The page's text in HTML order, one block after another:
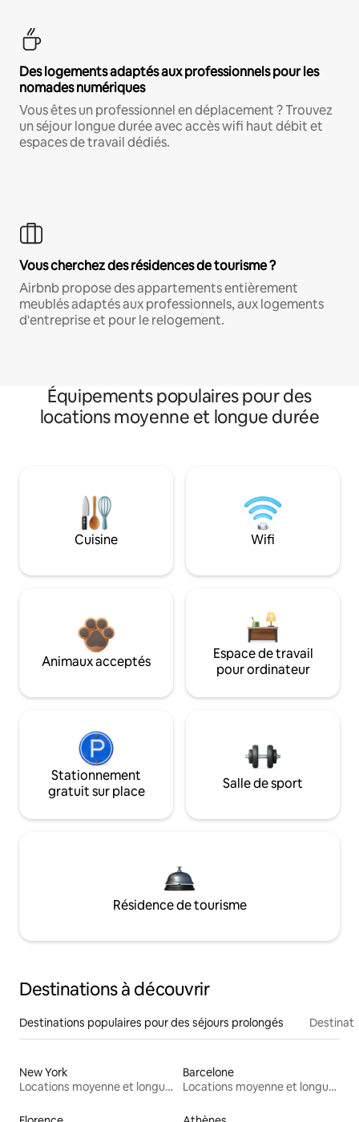
Des logements adaptés aux professionnels pour les
nomades numériques
Vous êtes un professionnel en déplacement ? Trouvez
un séjour longue durée avec accès wifi haut débit et
espaces de travail dédiés.
Vous cherchez des résidences de tourisme ?
Airbnb propose des appartements entièrement
meublés adaptés aux professionnels, aux logements
d'entreprise et pour le relogement.
Équipements populaires pour des
locations moyenne et longue durée
Cuisine Wifi
Animaux acceptés
Espace de travail
pour ordinateur
Stationnement
gratuit sur place
Salle de sport
Résidence de tourisme
Destinations à découvrir
Destinations populaires pour des séjours prolongés
New York
Locations moyenne et longue durée
Barcelone
Locations moyenne et longue durée